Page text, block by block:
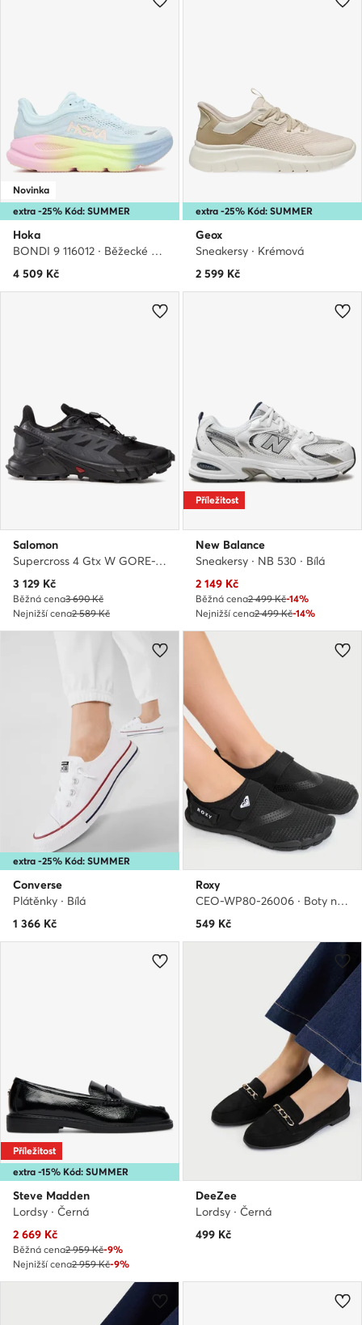
extra -25% Kód: SUMMER
Novinka
Hoka
BONDI 9 116012 · Běžecké boty
4 509 Kč
extra -25% Kód: SUMMER
Geox
Sneakersy · Krémová
2 599 Kč
Salomon
Supercross 4 Gtx W GORE-TEX 417339 20 V0 · Běžecké boty
Aktuální cena
3 129 Kč
Běžná cena3 690 Kč
Nejnižší cena2 589 Kč
Příležitost
New Balance
Sneakersy · NB 530 · Bílá
Aktuální cena
2 149 Kč
Běžná cena2 499 Kč-14%
Nejnižší cena2 499 Kč-14%
extra -25% Kód: SUMMER
Converse
Plátěnky · Bílá
1 366 Kč
Roxy
CEO-WP80-26006 · Boty na vodní sporty
549 Kč
extra -15% Kód: SUMMER
Příležitost
Steve Madden
Lordsy · Černá
Aktuální cena
2 669 Kč
Běžná cena2 959 Kč-9%
Nejnižší cena2 959 Kč-9%
DeeZee
Lordsy · Černá
499 Kč